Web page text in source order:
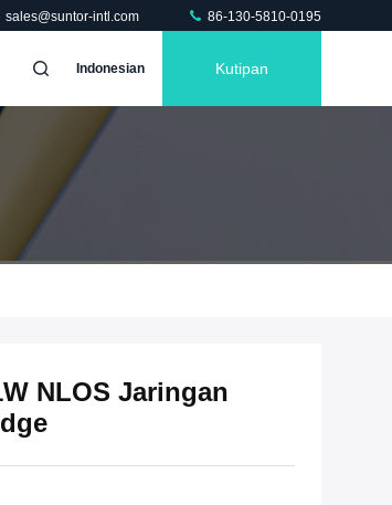
sales@suntor-intl.com 86-130-5810-0195
Indonesian Kutipan
NLOS Jaringan